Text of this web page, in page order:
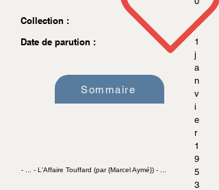
Collection :
Date de parution :
1
j
a
n
v
i
e
r
1
9
5
3
Sommaire
- ... - L'Affaire Touffard (par {Marcel Aymé}) - ...